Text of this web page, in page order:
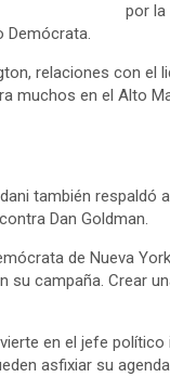
por la
Demócrata.
relaciones con el
muchos en el Alto
también respaldó
Dan Goldman.
de Nueva
campaña. Crear
en el jefe
asfixiar su